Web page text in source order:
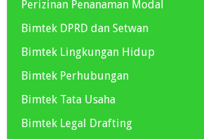
Perizinan Penanaman Modal
Bimtek DPRD dan Setwan
Bimtek Lingkungan Hidup
Bimtek Perhubungan
Bimtek Tata Usaha
Bimtek Legal Drafting